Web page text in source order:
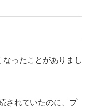
ったことがありまし
されていたのに、プ